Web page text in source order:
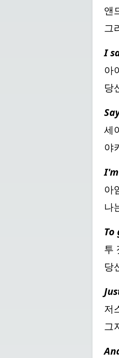
앤
그
I
아
당
세
야
아
나
To
투
당
저
그